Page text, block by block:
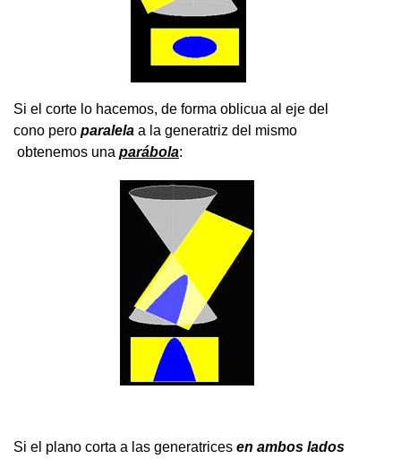
Si el corte lo hacemos, de forma oblicua al eje del
cono pero paralela a la generatriz del mismo
obtenemos una parábola:
Si el plano corta a las generatrices en ambos lados